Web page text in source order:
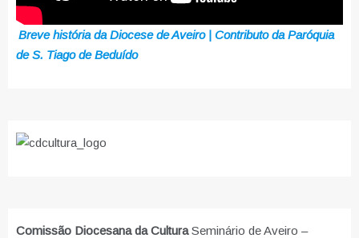
Breve história da Diocese de Aveiro | Contributo da Paróquia
de S. Tiago de Beduído
Comissão Diocesana da CulturaSeminário de Aveiro –